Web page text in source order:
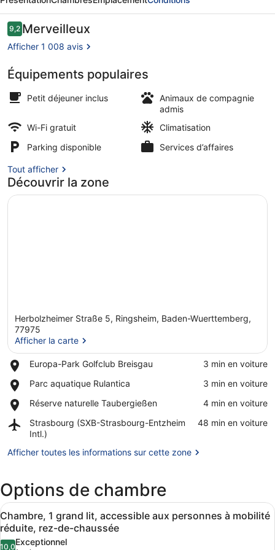
Express
Ringsheim
by
IHG
Coffres-forts dans les chambres,
Avis
voyageurs
9,29,2 sur 10
Merveilleux
Afficher 1 008 avis
Équipements populaires
Petit déjeuner inclus
Animaux de compagnie
admis
Wi-Fi gratuit
Climatisation
Parking disponible
Services d’affaires
Tout afficher
Découvrir la zone
Afficher la carte
Herbolzheimer Straße 5, Ringsheim, Baden-Wuerttemberg,
77975
Afficher la carte
Europa-Park Golfclub Breisgau
Place,
Park
Breisgau
‪3 min en voiture‬
Parc aquatique Rulantica
Place,
aquatique
‪3 min en voiture‬
Réserve naturelle Taubergießen
Place,
naturelle
Taubergießen
‪4 min en voiture‬
Strasbourg (SXB-Strasbourg-Entzheim
Intl.)
Airport,
Strasbourg
Strasbourg-
‪48 min en voiture‬
Afficher toutes les informations sur cette zone
Options de chambre
Afficher
toutes
les
Une salle de bain moderne avec
4
Chambre, 1 grand lit, accessible aux personnes à mobilité
réduite, rez-de-chaussée
10,0Exceptionnel